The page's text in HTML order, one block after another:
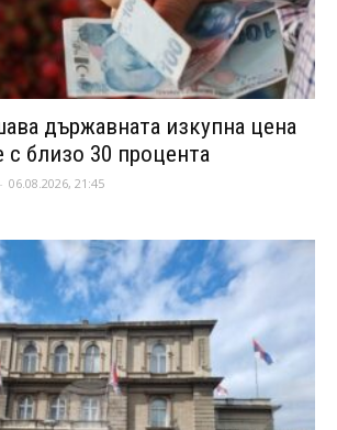
държавната изкупна цена
близо 30 процента
- 06.08.2026, 21:45